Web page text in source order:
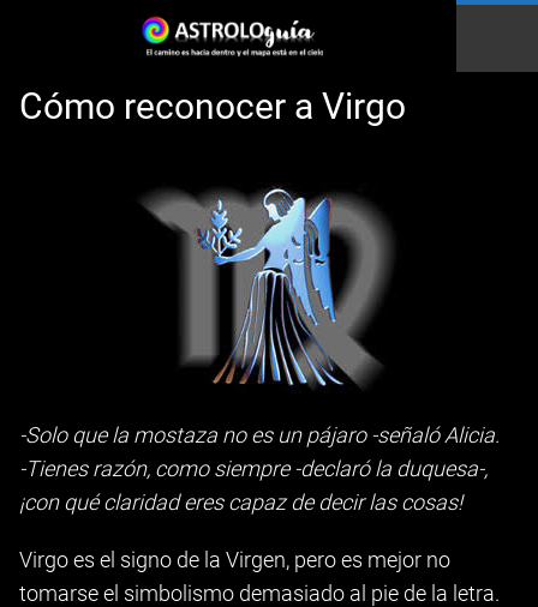
Cómo reconocer a Virgo
-Solo que la mostaza no es un pájaro -señaló Alicia.
-Tienes razón, como siempre -declaró la duquesa-,
¡con qué claridad eres capaz de decir las cosas!
Virgo es el signo de la Virgen, pero es mejor no
tomarse el simbolismo demasiado al pie de la letra.